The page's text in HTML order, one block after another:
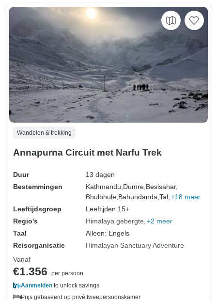
Wandelen & trekking
Annapurna Circuit met Narfu Trek
Duur
13 dagen
Bestemmingen
Kathmandu, Dumre, Besisahar,
Bhulbhule, Bahundanda,Tal, +18 meer
Leeftijdsgroep
Leeftijden 15+
Regio's
Himalaya gebergte +2 meer
Taal
Alleen: Engels
Reisorganisatie
Himalayan Sanctuary Adventure
Vanaf
€1.356
per persoon
Aanmelden to unlock savings
Prijs gebaseerd op privé tweepersoonskamer